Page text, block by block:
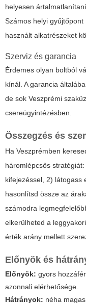
helyesen
Számos helyi
használt alkatrészeket
Szerviz és garancia
Érdemes olyan boltból
kínál. A garancia
de sok Veszprémi
csereügyintézésben.
Összegzés és
Ha Veszprémben
háromlépcsős
kifejezéssel, 2) látogass
hasonlítsd össze az
számodra
elkerülheted a
érték arány mellett
Előnyök és
Előnyök: gyors
azonnali elérhetősége.
Hátrányok: néha